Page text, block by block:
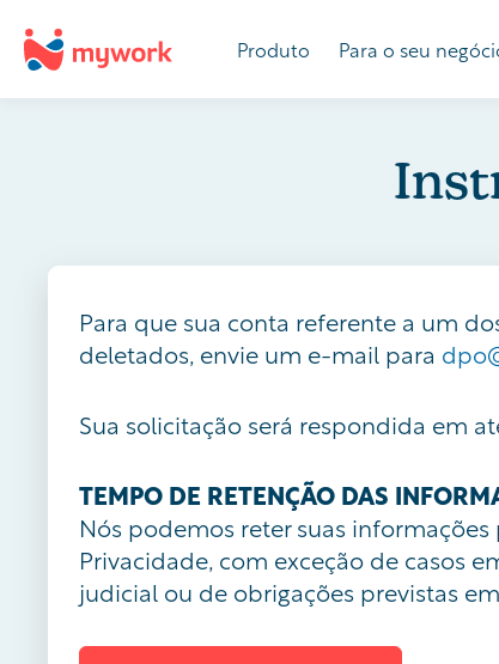
Produto Para o seu
Para que sua conta referente a um
deletados, envie um e-mail para
Sua solicitação será respondida em
TEMPO DE RETENÇÃO DAS
Nós podemos reter suas
Privacidade, com exceção de casos
judicial ou de obrigações previstas